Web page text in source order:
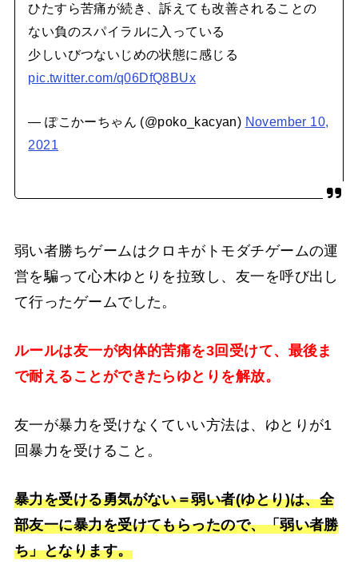
ひたすら苦痛が続き、訴えても改善されることの
ない負のスパイラルに入っている
少しいびつないじめの状態に感じる
pic.twitter.com/q06DfQ8BUx
— ぽこかーちゃん (@poko_kacyan) November 10,
2021
弱い者勝ちゲームはクロキがトモダチゲームの運
営を騙って心木ゆとりを拉致し、友一を呼び出し
て行ったゲームでした。
ルールは友一が肉体的苦痛を3回受けて、最後ま
で耐えることができたらゆとりを解放。
友一が暴力を受けなくていい方法は、ゆとりが1
回暴力を受けること。
暴力を受ける勇気がない＝弱い者(ゆとり)は、全
部友一に暴力を受けてもらったので、「弱い者勝
ち」となります。